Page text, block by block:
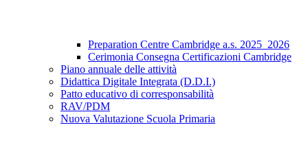
Preparation Centre Cambridge a.s. 2025_2026
Cerimonia Consegna Certificazioni Cambridge
Piano annuale delle attività
Didattica Digitale Integrata (D.D.I.)
Patto educativo di corresponsabilità
RAV/PDM
Nuova Valutazione Scuola Primaria